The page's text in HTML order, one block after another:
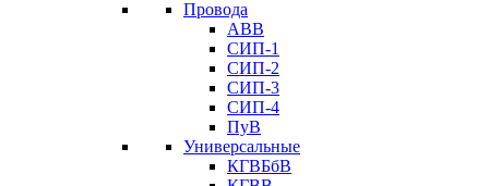
Провода
АВВ
СИП-1
СИП-2
СИП-3
СИП-4
ПуВ
Универсальные
КГВБбВ